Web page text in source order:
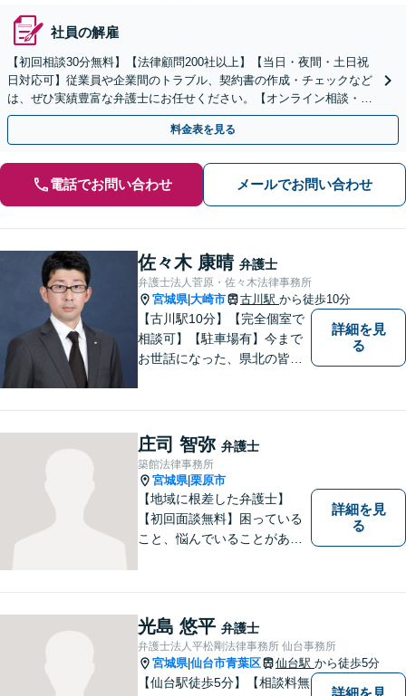
社員の解雇
【初回相談30分無料】【法律顧問200社以上】【当日・夜間・土日祝
日対応可】従業員や企業間のトラブル、契約書の作成・チェックなど
は、ぜひ実績豊富な弁護士にお任せください。【オンライン相談・電
子契約に対応】
料金表を見る
電話でお問い合わせ メールでお問い合わせ
佐々木 康晴 弁護士
弁護士法人菅原・佐々木法律事務所
宮城県|大崎市 古川駅 から徒歩10分
【古川駅10分】【完全個室で
相談可】【駐車場有】今まで
お世話になった、県北の皆さ
ら、お気軽にお声がけくださ
い。
詳細を見
る
庄司 智弥 弁護士
築館法律事務所
宮城県|栗原市
【地域に根差した弁護士】
【初回面談無料】困っている
こと、悩んでいることがあっ
まず弁護士に相談してみてく
ださい。離婚問題／借金問題
／交通事故／刑事事件など、
幅広く対応。【夜間／休日対
応可能】
詳細を見
る
光島 悠平 弁護士
弁護士法人平松剛法律事務所 仙台事務所
宮城県|仙台市青葉区 仙台駅 から徒歩5分
【仙台駅徒歩5分】【相談料無
詳細を見